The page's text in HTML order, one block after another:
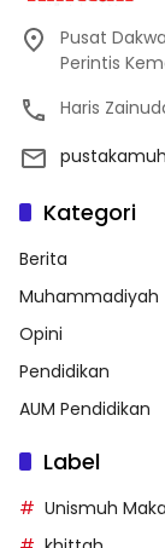
Pusat
Perintis
Haris
Kategori
Berita
Muhammadiyah
Opini
Pendidikan
AUM Pendidikan
Label
Unismuh